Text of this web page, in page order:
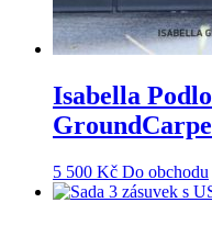
Isabella
5 500 Kč Do obchodu